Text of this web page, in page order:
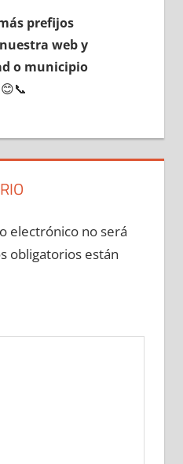
prefijos
web у
ο municipio
😊📞
electrónico no será
obligatorios están